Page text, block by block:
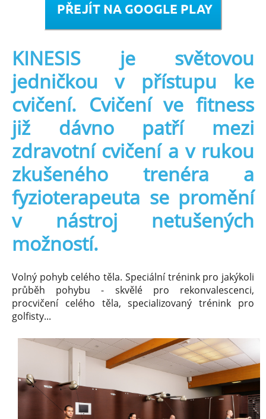
KINESIS je světovou
jedničkou v přístupu ke
cvičení. Cvičení ve fitness
již dávno patří mezi
zdravotní cvičení a v rukou
zkušeného trenéra a
fyzioterapeuta se promění
v nástroj netušených
možností.
Volný pohyb celého těla. Speciální trénink pro jakýkoli
průběh pohybu - skvělé pro rekonvalescenci,
procvičení celého těla, specializovaný trénink pro
golfisty...